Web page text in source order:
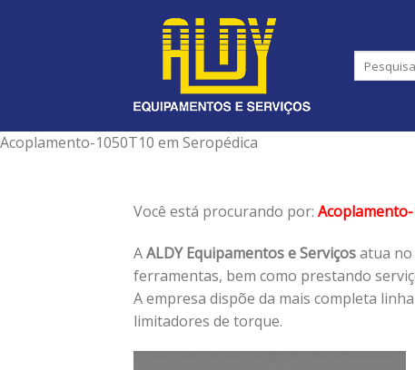
Acoplamento-1050T10 em Seropédica
Você está procurando por:
AALDY Equipamentos e Serviçosatua no
ferramentas, bem como prestando
A empresa dispõe da mais completa
limitadores de torque.